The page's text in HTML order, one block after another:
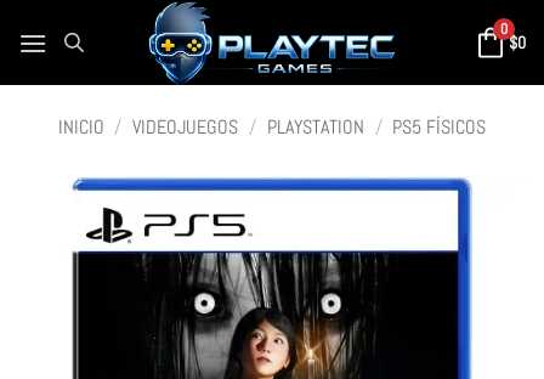
0
$0
INICIO / VIDEOJUEGOS / PLAYSTATION / PS5 FÍSICOS